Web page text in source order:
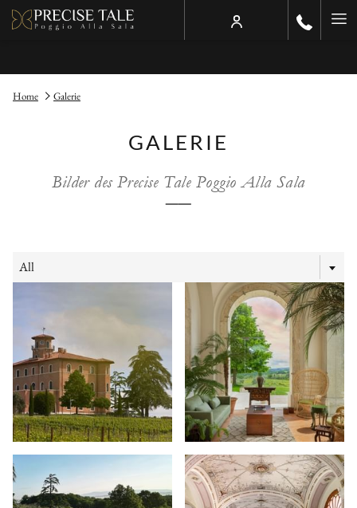
Home Galerie
GALERIE
Bilder des Precise Tale Poggio Alla Sala
──
All